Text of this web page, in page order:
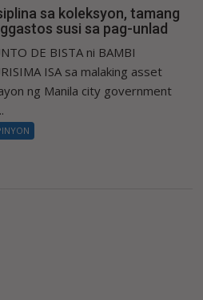
sa koleksyon, tamang
susi sa pag-unlad
DE BISTA ni BAMBI
ISA sa malaking asset
ng Manila city government